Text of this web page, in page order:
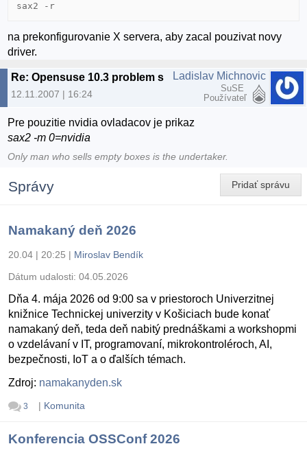
sax2 -r
na prekonfigurovanie X servera, aby zacal pouzivat novy
driver.
Re: Opensuse 10.3 problem s grafikou
12.11.2007 | 16:24
Ladislav Michnovic
SuSE
Používateľ
Pre pouzitie nvidia ovladacov je prikaz
sax2 -m 0=nvidia
Only man who sells empty boxes is the undertaker.
Pridať správu
Správy
Namakaný deň 2026
20.04 | 20:25 | Miroslav Bendík
Dátum udalosti: 04.05.2026
Dňa 4. mája 2026 od 9:00 sa v priestoroch Univerzitnej
knižnice Technickej univerzity v Košiciach bude konať
namakaný deň, teda deň nabitý prednáškami a workshopmi
o vzdelávaní v IT, programovaní, mikrokontroléroch, AI,
bezpečnosti, IoT a o ďalších témach.
Zdroj: namakanyden.sk
3 | Komunita
Konferencia OSSConf 2026